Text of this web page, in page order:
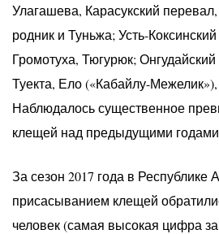
Улагашева, Карасукский
родник и Туньжа; Усть-
Громотуха, Тюгурюк;
Туекта, Ело («Кабайлу-
Наблюдалось существенное
клещей над предыдущими
За сезон 2017 года в Республике
присасыванием клещей
человек (самая высокая цифра